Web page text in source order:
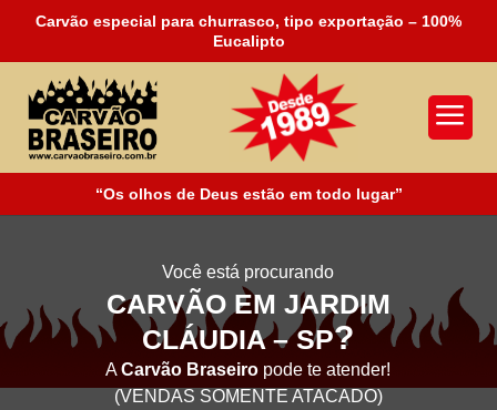
Carvão especial para churrasco, tipo exportação – 100%
Eucalipto
a
“Os olhos de Deus estão em todo lugar”
Você está procurando
CARVÃO EM JARDIM
CLÁUDIA – SP?
ACarvão Braseiro pode te atender!
(VENDAS SOMENTE ATACADO)